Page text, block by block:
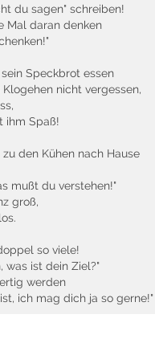
du sagen" schreiben!
Mal daran denken
Speckbrot essen
nicht vergessen,
ihm Spaß!
den Kühen nach Hause
mußt du verstehen!"
groß,
so viele!
was ist dein Ziel?"
werden
ich mag dich ja so gerne!"